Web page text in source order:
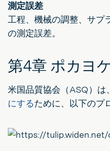
測定誤差
工程、機械の調整、サプ
の測定誤差。
第4章 ポカヨ
米国品質協会（ASQ）は、
にするために、以下のプ